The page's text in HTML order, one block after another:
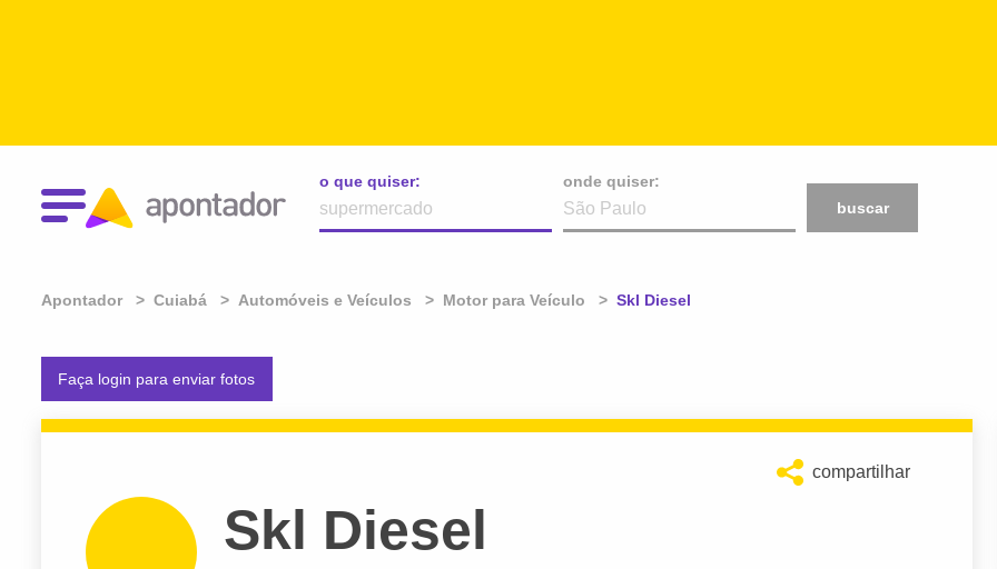
o que quiser:
onde quiser:
buscar
Apontador Cuiabá Automóveis e Veículos Motor para Veículo Atual:
Skl Diesel
Faça login para enviar fotos
compartilhar
Skl Diesel